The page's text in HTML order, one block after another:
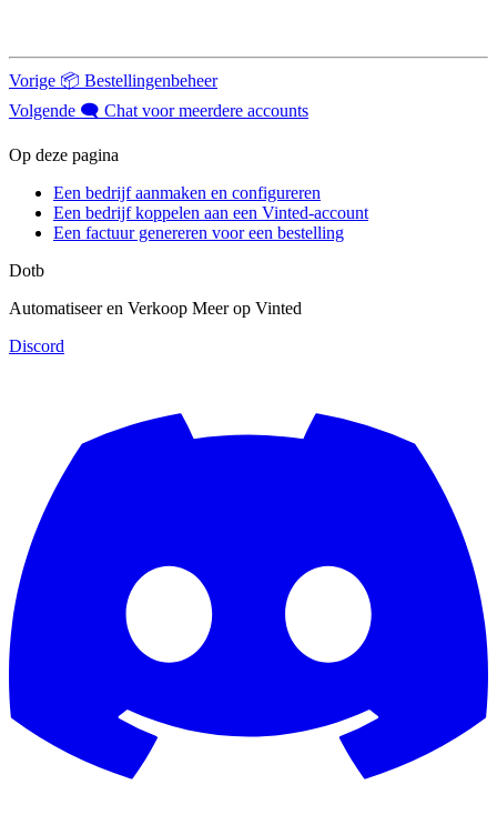
Vorige 📦 Bestellingenbeheer
Volgende 🗨️ Chat voor meerdere accounts
Op deze pagina
Een bedrijf aanmaken en configureren
Een bedrijf koppelen aan een Vinted-account
Een factuur genereren voor een bestelling
Dotb
Automatiseer en Verkoop Meer op Vinted
Discord